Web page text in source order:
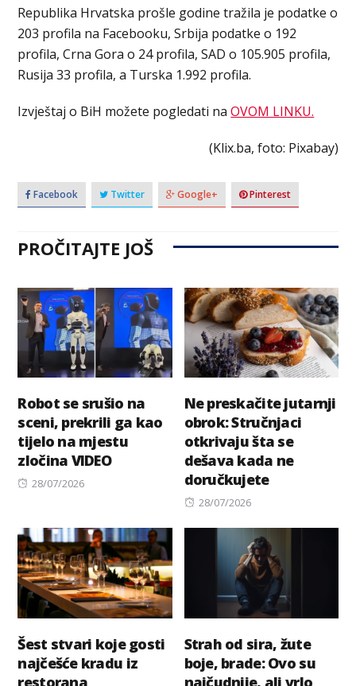
Republika Hrvatska prošle godine tražila je podatke o
203 profila na Facebooku, Srbija podatke o 192
profila, Crna Gora o 24 profila, SAD o 105.905 profila,
Rusija 33 profila, a Turska 1.992 profila.
Izvještaj o BiH možete pogledati naOVOM LINKU.
(Klix.ba, foto: Pixabay)
Facebook Twitter Google+ Pinterest
PROČITAJTE JOŠ
Robot se srušio na
sceni, prekrili ga kao
tijelo na mjestu
zločina VIDEO
Posted
28/07/2026
Ne preskačite jutarnji
obrok: Stručnjaci
otkrivaju šta se
dešava kada ne
doručkujete
Posted
28/07/2026
Šest stvari koje gosti
najčešće kradu iz
restorana
Strah od sira, žute
boje, brade: Ovo su
najčudnije, ali vrlo